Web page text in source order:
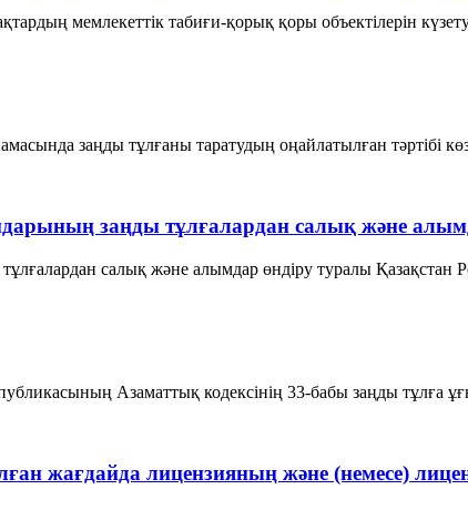
мемлекеттiк табиғи-қорық қоры объектiлерiн
заңды тұлғаны таратудың оңайлатылған тәртібі
заңды тұлғалардан салық және
салық және алымдар өндіру туралы Қазақстан
Азаматтық кодексінің 33-бабы заңды тұлға
жағдайда лицензияның және (немесе)